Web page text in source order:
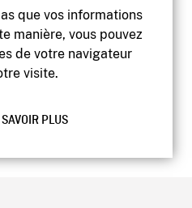
que vos informations
manière, vous pouvez
de votre navigateur
visite.
SAVOIR PLUSpersonnels
du film du Canada